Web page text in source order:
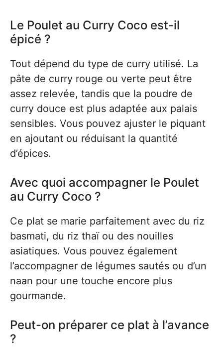
Le Poulet au Curry Coco est-il
épicé ?
Tout dépend du type de curry utilisé. La
pâte de curry rouge ou verte peut être
assez relevée, tandis que la poudre de
curry douce est plus adaptée aux palais
sensibles. Vous pouvez ajuster le piquant
en ajoutant ou réduisant la quantité
d’épices.
Avec quoi accompagner le Poulet
au Curry Coco ?
Ce plat se marie parfaitement avec du riz
basmati, du riz thaï ou des nouilles
asiatiques. Vous pouvez également
l’accompagner de légumes sautés ou d’un
naan pour une touche encore plus
gourmande.
Peut-on préparer ce plat à l’avance
?